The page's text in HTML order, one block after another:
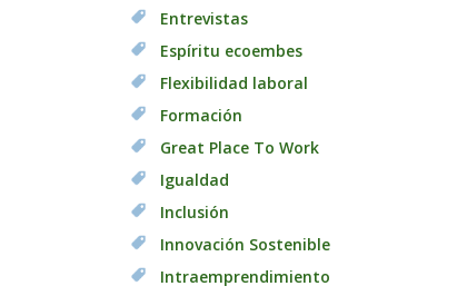
Entrevistas
Espíritu ecoembes
Flexibilidad laboral
Formación
Great Place To Work
Igualdad
Inclusión
Innovación Sostenible
Intraemprendimiento